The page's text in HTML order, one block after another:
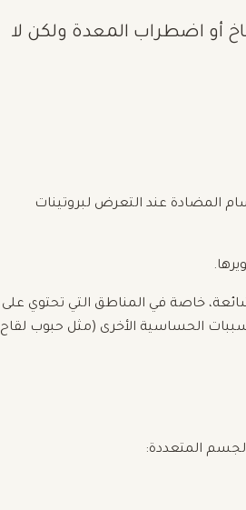
أو اضطراب المعدة ولكن لا
المضادة عند التعرض لبروتينات
خاصة في المناطق التي تحتوي على
الحساسية الأخرى (مثل حبوب لقاح
المتعددة: